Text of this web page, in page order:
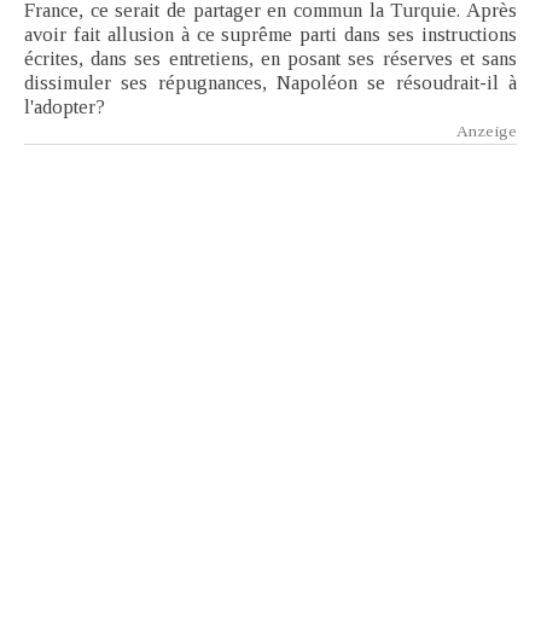
France, ce serait de partager en commun la Turquie. Après
avoir fait allusion à ce suprême parti dans ses instructions
écrites, dans ses entretiens, en posant ses réserves et sans
dissimuler ses répugnances, Napoléon se résoudrait-il à
l'adopter?